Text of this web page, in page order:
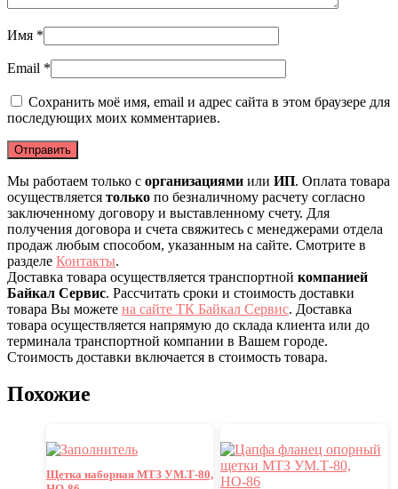
Имя *
Email *
Сохранить моё имя, email и адрес сайта в этом браузере для
последующих моих комментариев.
Мы работаем только с организациями или ИП. Оплата товара
осуществляется только по безналичному расчету согласно
заключенному договору и выставленному счету. Для
получения договора и счета свяжитесь с менеджерами отдела
продаж любым способом, указанным на сайте. Смотрите в
разделе Контакты.
Доставка товара осуществляется транспортной компанией
Байкал Сервис. Рассчитать сроки и стоимость доставки
товара Вы можете на сайте ТК Байкал Сервис. Доставка
товара осуществляется напрямую до склада клиента или до
терминала транспортной компании в Вашем городе.
Стоимость доставки включается в стоимость товара.
Похожие
Щетка наборная МТЗ УМ.Т-80,